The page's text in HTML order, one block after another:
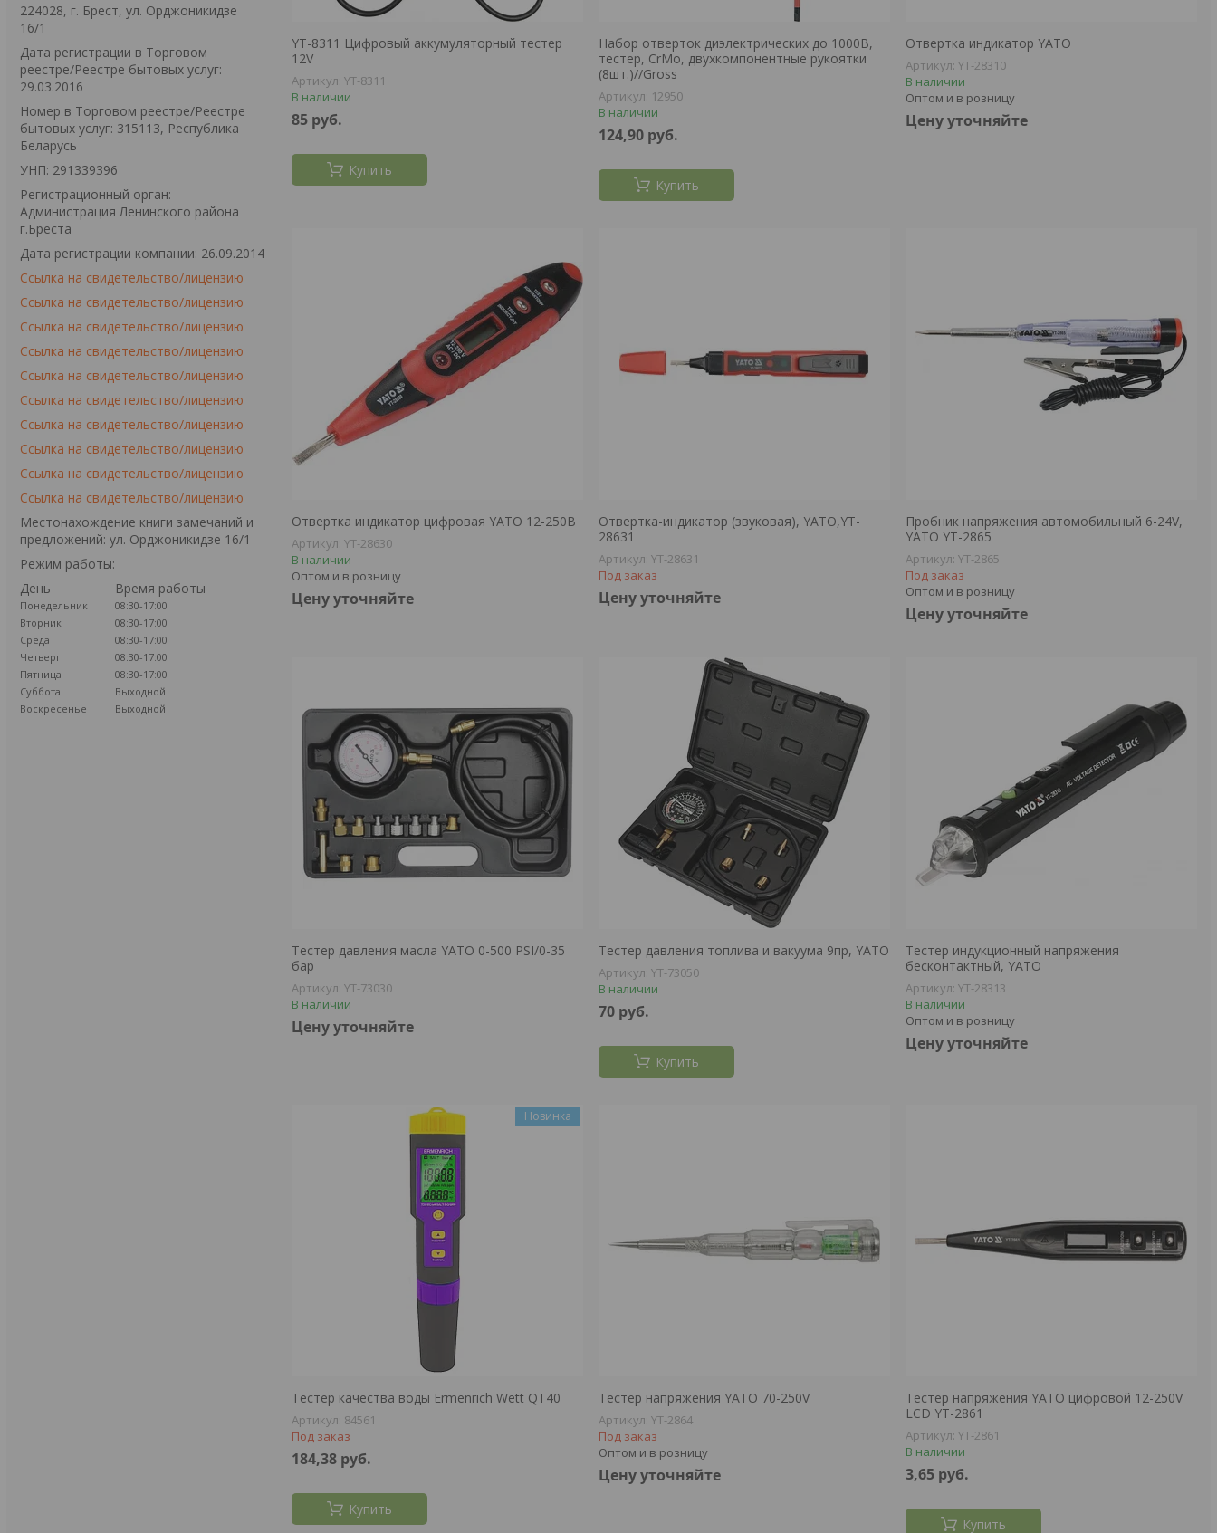
224028, г. Брест, ул. Орджоникидзе
16/1
Дата регистрации в Торговом
реестре/Реестре бытовых услуг:
29.03.2016
Номер в Торговом реестре/Реестре
бытовых услуг: 315113, Республика
Беларусь
УНП: 291339396
Регистрационный орган:
Администрация Ленинского района
г.Бреста
Дата регистрации компании: 26.09.2014
Ссылка на свидетельство/лицензию
Ссылка на свидетельство/лицензию
Ссылка на свидетельство/лицензию
Ссылка на свидетельство/лицензию
Ссылка на свидетельство/лицензию
Ссылка на свидетельство/лицензию
Ссылка на свидетельство/лицензию
Ссылка на свидетельство/лицензию
Ссылка на свидетельство/лицензию
Ссылка на свидетельство/лицензию
Местонахождение книги замечаний и
предложений: ул. Орджоникидзе 16/1
Режим работы:
День
Время работы
Понедельник
08:30-17:00
Вторник
08:30-17:00
Среда
08:30-17:00
Четверг
08:30-17:00
Пятница
08:30-17:00
Суббота
Выходной
Воскресенье
Выходной
YT-8311 Цифровый аккумуляторный тестер
12V
YT-8311
В наличии
85 руб.
Купить
Набор отверток диэлектрических до 1000В,
тестер, CrMo, двухкомпонентные рукоятки
(8шт.)//Gross
12950
В наличии
124,90 руб.
Купить
Отвертка индикатор YATO
YT-28310
В наличии
Оптом и в розницу
Цену уточняйте
Отвертка индикатор цифровая YATO 12-250В
YT-28630
В наличии
Оптом и в розницу
Цену уточняйте
Отвертка-индикатор (звуковая), YATO,YT-
28631
YT-28631
Под заказ
Цену уточняйте
Пробник напряжения автомобильный 6-24V,
YATO YT-2865
YT-2865
Под заказ
Оптом и в розницу
Цену уточняйте
Тестер давления масла YATO 0-500 PSI/0-35
бар
YT-73030
В наличии
Цену уточняйте
Тестер давления топлива и вакуума 9пр, YATO
YT-73050
В наличии
70 руб.
Купить
Тестер индукционный напряжения
бесконтактный, YATO
YT-28313
В наличии
Оптом и в розницу
Цену уточняйте
Новинка
Тестер качества воды Ermenrich Wett QT40
84561
Под заказ
184,38 руб.
Купить
Тестер напряжения YATO 70-250V
YT-2864
Под заказ
Оптом и в розницу
Цену уточняйте
Тестер напряжения YATO цифровой 12-250V
LCD YT-2861
YT-2861
В наличии
3,65 руб.
Купить